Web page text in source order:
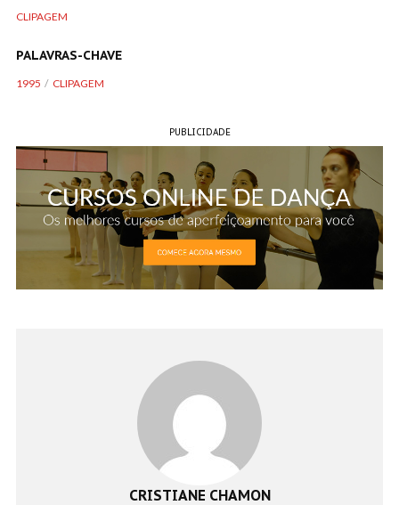
CLIPAGEM
PALAVRAS-CHAVE
1995 CLIPAGEM
PUBLICIDADE
CRISTIANE CHAMON